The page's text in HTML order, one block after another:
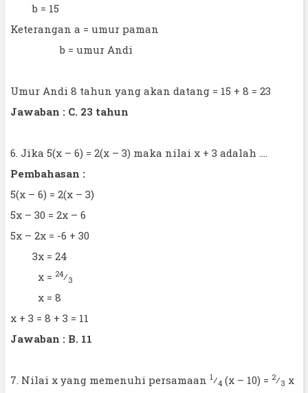
b = 15
Keterangan a = umur paman
b = umur Andi
Umur Andi 8 tahun yang akan datang = 15 + 8 = 23
Jawaban : C. 23 tahun
6. Jika 5(x – 6) = 2(x – 3) maka nilai x + 3 adalah ....
Pembahasan :
5(x – 6) = 2(x – 3)
5x – 30 = 2x – 6
5x – 2x = -6 + 30
3x = 24
x = 24⁄3
x = 8
x + 3 = 8 + 3 = 11
Jawaban : B. 11
7. Nilai x yang memenuhi persamaan 1⁄4 (x – 10) = 2⁄3 x